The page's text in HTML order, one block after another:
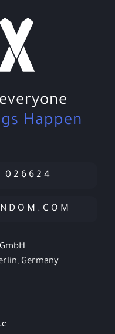
Happen
026624 562 (971+)
Germany